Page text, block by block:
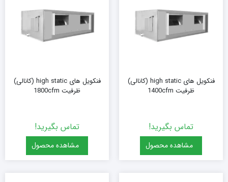
فنکویل های high static (کانالی)
ظرفیت 1400cfm
تماس بگیرید!
مشاهده محصول
فنکویل های high static (کانالی)
ظرفیت 1800cfm
تماس بگیرید!
مشاهده محصول